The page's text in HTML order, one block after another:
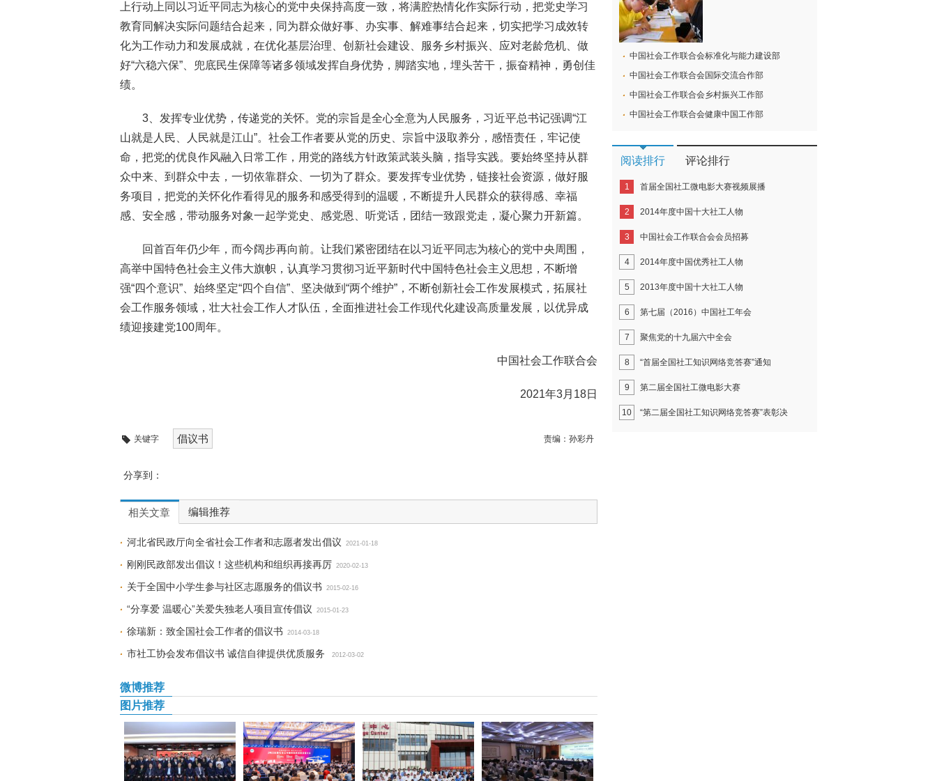
上行动上同以习近平同志为核心的党中央保持高度一致，将满腔热情化作实际行动，把党史学习
教育同解决实际问题结合起来，同为群众做好事、办实事、解难事结合起来，切实把学习成效转
化为工作动力和发展成就，在优化基层治理、创新社会建设、服务乡村振兴、应对老龄危机、做
好“六稳六保”、兜底民生保障等诸多领域发挥自身优势，脚踏实地，埋头苦干，振奋精神，勇创佳
绩。
3、发挥专业优势，传递党的关怀。党的宗旨是全心全意为人民服务，习近平总书记强调“江
山就是人民、人民就是江山”。社会工作者要从党的历史、宗旨中汲取养分，感悟责任，牢记使
命，把党的优良作风融入日常工作，用党的路线方针政策武装头脑，指导实践。要始终坚持从群
众中来、到群众中去，一切依靠群众、一切为了群众。要发挥专业优势，链接社会资源，做好服
务项目，把党的关怀化作看得见的服务和感受得到的温暖，不断提升人民群众的获得感、幸福
感、安全感，带动服务对象一起学党史、感党恩、听党话，团结一致跟党走，凝心聚力开新篇。
回首百年仍少年，而今阔步再向前。让我们紧密团结在以习近平同志为核心的党中央周围，
高举中国特色社会主义伟大旗帜，认真学习贯彻习近平新时代中国特色社会主义思想，不断增
强“四个意识”、始终坚定“四个自信”、坚决做到“两个维护”，不断创新社会工作发展模式，拓展社
会工作服务领域，壮大社会工作人才队伍，全面推进社会工作现代化建设高质量发展，以优异成
绩迎接建党100周年。
中国社会工作联合会
2021年3月18日
关键字 倡议书 责编： 孙彩丹
分享到：
相关文章 编辑推荐
河北省民政厅向全省社会工作者和志愿者发出倡议 2021-01-18
刚刚民政部发出倡议！这些机构和组织再接再厉 2020-02-13
关于全国中小学生参与社区志愿服务的倡议书 2015-02-16
“分享爱 温暖心”关爱失独老人项目宣传倡议 2015-01-23
徐瑞新：致全国社会工作者的倡议书 2014-03-18
市社工协会发布倡议书 诚信自律提供优质服务 2012-03-02
微博推荐
图片推荐
中国社会工作联合会标准化与能力建设部
中国社会工作联合会国际交流合作部
中国社会工作联合会乡村振兴工作部
中国社会工作联合会健康中国工作部
阅读排行 评论排行
1 首届全国社工微电影大赛视频展播
2 2014年度中国十大社工人物
3 中国社会工作联合会会员招募
4 2014年度中国优秀社工人物
5 2013年度中国十大社工人物
6 第七届（2016）中国社工年会
7 聚焦党的十九届六中全会
8 “首届全国社工知识网络竞答赛”通知
9 第二届全国社工微电影大赛
10 “第二届全国社工知识网络竞答赛”表彰决